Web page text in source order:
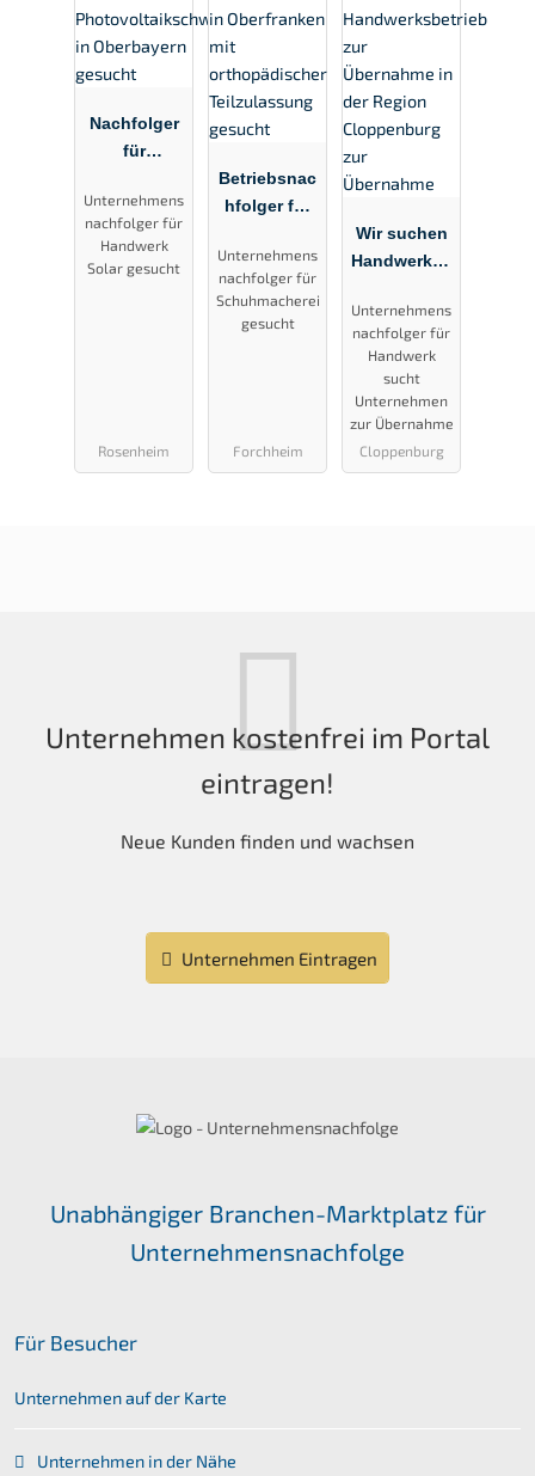
Nachfolger
für
firma mit
Solar und
Photovoltaik
Unternehmens
nachfolger für
Handwerk
Solar gesucht
Rosenheim
Betriebsnac
hfolger für
erei in
Oberfranken
Unternehmens
nachfolger für
Schuhmacherei
gesucht
Forchheim
Wir suchen
Handwerksb
Übernahme
in der
Region
Cloppenbur
g zur
Übernahme
Unternehmens
nachfolger für
Handwerk
sucht
Unternehmen
zur Übernahme
Cloppenburg
Unternehmen kostenfrei im Portal
eintragen!
Neue Kunden finden und wachsen
Unternehmen Eintragen
Unabhängiger Branchen-Marktplatz für
Unternehmensnachfolge
Für Besucher
Unternehmen auf der Karte
Unternehmen in der Nähe